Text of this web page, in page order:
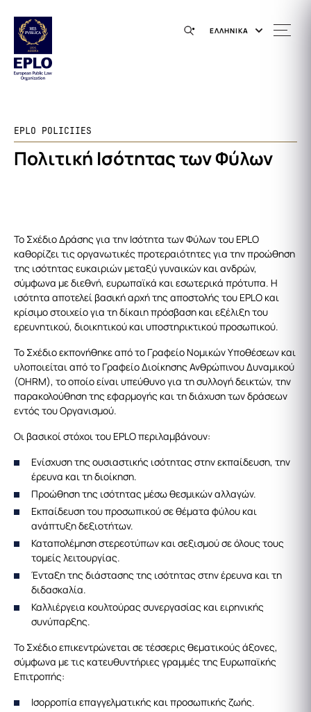
ΕΛΛΗΝΙΚΑ
EPLO POLICIIES
Πολιτική Ισότητας των Φύλων
Το Σχέδιο Δράσης για την Ισότητα των Φύλων του EPLO
καθορίζει τις οργανωτικές προτεραιότητες για την προώθηση
της ισότητας ευκαιριών μεταξύ γυναικών και ανδρών,
σύμφωνα με διεθνή, ευρωπαϊκά και εσωτερικά πρότυπα. Η
ισότητα αποτελεί βασική αρχή της αποστολής του EPLO και
κρίσιμο στοιχείο για τη δίκαιη πρόσβαση και εξέλιξη του
ερευνητικού, διοικητικού και υποστηρικτικού προσωπικού.
Το Σχέδιο εκπονήθηκε από το Γραφείο Νομικών Υποθέσεων και
υλοποιείται από το Γραφείο Διοίκησης Ανθρώπινου Δυναμικού
(OHRM), το οποίο είναι υπεύθυνο για τη συλλογή δεικτών, την
παρακολούθηση της εφαρμογής και τη διάχυση των δράσεων
εντός του Οργανισμού.
Οι βασικοί στόχοι του EPLO περιλαμβάνουν:
Ενίσχυση της ουσιαστικής ισότητας στην εκπαίδευση, την
έρευνα και τη διοίκηση.
Προώθηση της ισότητας μέσω θεσμικών αλλαγών.
Εκπαίδευση του προσωπικού σε θέματα φύλου και
ανάπτυξη δεξιοτήτων.
Καταπολέμηση στερεοτύπων και σεξισμού σε όλους τους
τομείς λειτουργίας.
Ένταξη της διάστασης της ισότητας στην έρευνα και τη
διδασκαλία.
Καλλιέργεια κουλτούρας συνεργασίας και ειρηνικής
συνύπαρξης.
Το Σχέδιο επικεντρώνεται σε τέσσερις θεματικούς άξονες,
σύμφωνα με τις κατευθυντήριες γραμμές της Ευρωπαϊκής
Επιτροπής:
Ισορροπία επαγγελματικής και προσωπικής ζωής.